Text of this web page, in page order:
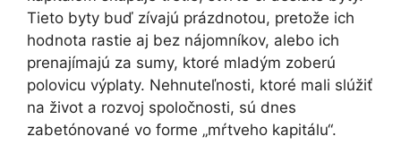
Tieto byty buď zívajú prázdnotou, pretože ich
hodnota rastie aj bez nájomníkov, alebo ich
prenajímajú za sumy, ktoré mladým zoberú
polovicu výplaty. Nehnuteľnosti, ktoré mali slúžiť
na život a rozvoj spoločnosti, sú dnes
zabetónované vo forme „mŕtveho kapitálu“.